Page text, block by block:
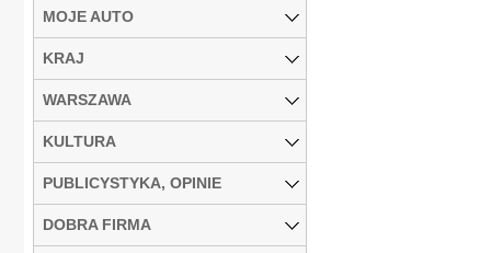
MOJE AUTO
KRAJ
WARSZAWA
KULTURA
PUBLICYSTYKA, OPINIE
DOBRA FIRMA